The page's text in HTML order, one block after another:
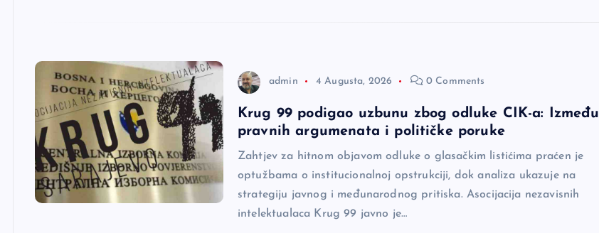
admin 4 Augusta, 2026 0 Comments
Krug 99 podigao uzbunu zbog odluke CIK-a: Između
pravnih argumenata i političke poruke
Zahtjev za hitnom objavom odluke o glasačkim listićima praćen je
optužbama o institucionalnoj opstrukciji, dok analiza ukazuje na
strategiju javnog i međunarodnog pritiska. Asocijacija nezavisnih
intelektualaca Krug 99 javno je…